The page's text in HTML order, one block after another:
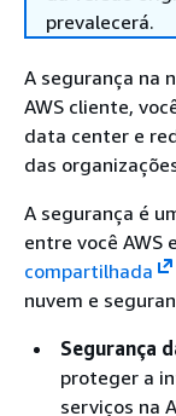
prevalecerá.
A segurança na
AWS cliente,
data center e
das
A segurança é
entre você AWS
compartilhada
nuvem e
Segurança
proteger a
serviços na